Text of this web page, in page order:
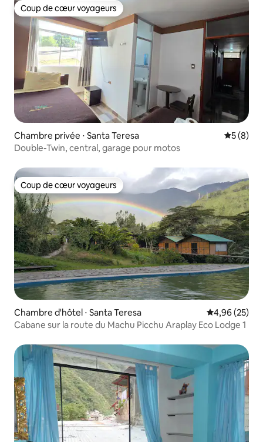
Coup de cœur voyageurs
Coup de cœur voyageurs
Chambre privée ⋅ Santa Teresa
5 (8)
Double-Twin, central, garage pour motos
Coup de cœur voyageurs
Coup de cœur voyageurs
Chambre d'hôtel ⋅ Santa Teresa Évaluation
4,96 (25)
Cabane sur la route du Machu Picchu Araplay Eco Lodge 1